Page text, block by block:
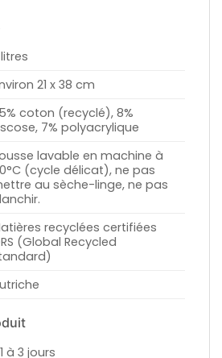
21 x 38 cm
coton (recyclé), 8%
7% polyacrylique
lavable en machine à
(cycle délicat), ne pas
au sèche-linge, ne pas
recyclées certifiées
(Global Recycled
à 3 jours